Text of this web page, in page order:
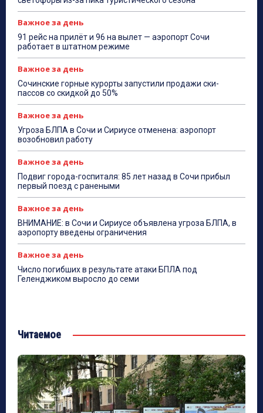
Важное за день
91 рейс на прилёт и 96 на вылет — аэропорт Сочи
работает в штатном режиме
Важное за день
Сочинские горные курорты запустили продажи ски-
пассов со скидкой до 50%
Важное за день
Угроза БЛПА в Сочи и Сириусе отменена: аэропорт
возобновил работу
Важное за день
Подвиг города-госпиталя: 85 лет назад в Сочи прибыл
первый поезд с ранеными
Важное за день
ВНИМАНИЕ: в Сочи и Сириусе объявлена угроза БЛПА, в
аэропорту введены ограничения
Важное за день
Число погибших в результате атаки БПЛА под
Геленджиком выросло до семи
Читаемое